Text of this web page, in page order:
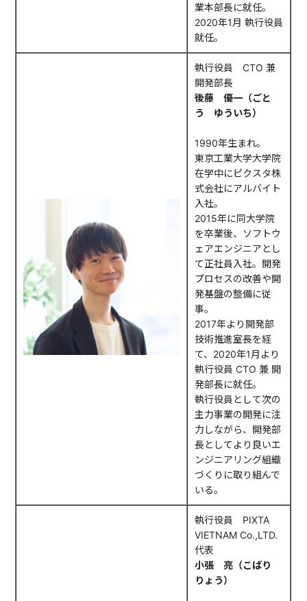
業本部長に就任。
2020年1月 執行役員
就任。
執行役員 CTO 兼
開発部長
後藤 優一（ごと
う ゆういち）
1990年生まれ。
東京工業大学大学院
在学中にピクスタ株
式会社にアルバイト
入社。
2015年に同大学院
を卒業後、ソフトウ
ェアエンジニアとし
て正社員入社。開発
プロセスの改善や開
発基盤の整備に従
事。
2017年より開発部
技術推進室長を経
て、2020年1月より
執行役員 CTO 兼 開
発部長に就任。
執行役員として次の
主力事業の開発に注
力しながら、開発部
長としてより良いエ
ンジニアリング組織
づくりに取り組んで
いる。
執行役員 PIXTA
VIETNAM Co.,LTD.
代表
小張 亮（こばり
りょう）